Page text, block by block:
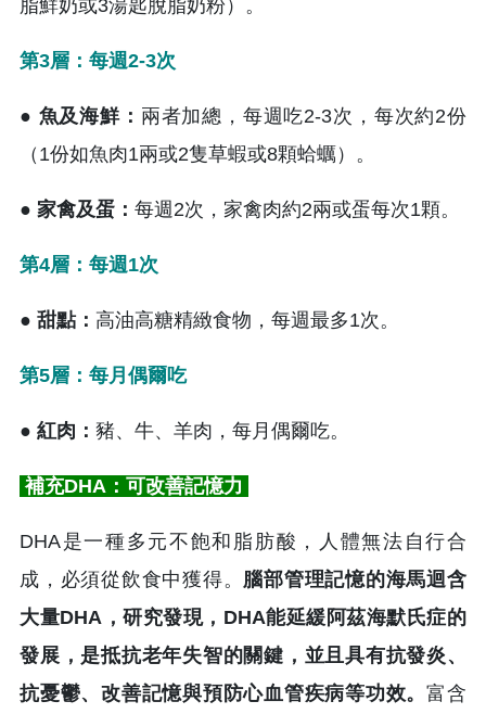
脂鮮奶或3湯匙脫脂奶粉）。
第3層：每週2-3次
● 魚及海鮮： 兩者加總，每週吃2-3次，每次約2份
（1份如魚肉1兩或2隻草蝦或8顆蛤蠣）。
● 家禽及蛋： 每週2次，家禽肉約2兩或蛋每次1顆。
第4層：每週1次
● 甜點： 高油高糖精緻食物，每週最多1次。
第5層：每月偶爾吃
● 紅肉： 豬、牛、羊肉，每月偶爾吃。
補充DHA：可改善記憶力
DHA是一種多元不飽和脂肪酸，人體無法自行合
成，必須從飲食中獲得。 腦部管理記憶的海馬迴含
大量DHA，研究發現，DHA能延緩阿茲海默氏症的
發展，是抵抗老年失智的關鍵，並且具有抗發炎、
抗憂鬱、改善記憶與預防心血管疾病等功效。富含